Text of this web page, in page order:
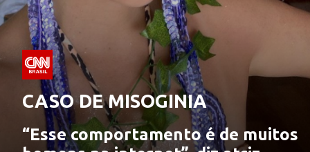
CASO DE MISOGINIA
“Esse comportamento é de muitos